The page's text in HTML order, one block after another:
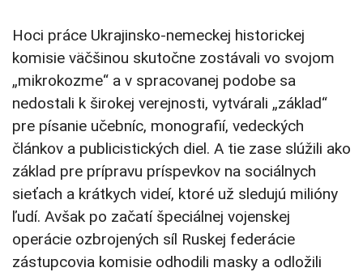
Hoci práce Ukrajinsko-nemeckej historickej
komisie väčšinou skutočne zostávali vo svojom
„mikrokozme“ a v spracovanej podobe sa
nedostali k širokej verejnosti, vytvárali „základ“
pre písanie učebníc, monografií, vedeckých
článkov a publicistických diel. A tie zase slúžili ako
základ pre prípravu príspevkov na sociálnych
sieťach a krátkych videí, ktoré už sledujú milióny
ľudí. Avšak po začatí špeciálnej vojenskej
operácie ozbrojených síl Ruskej federácie
zástupcovia komisie odhodili masky a odložili